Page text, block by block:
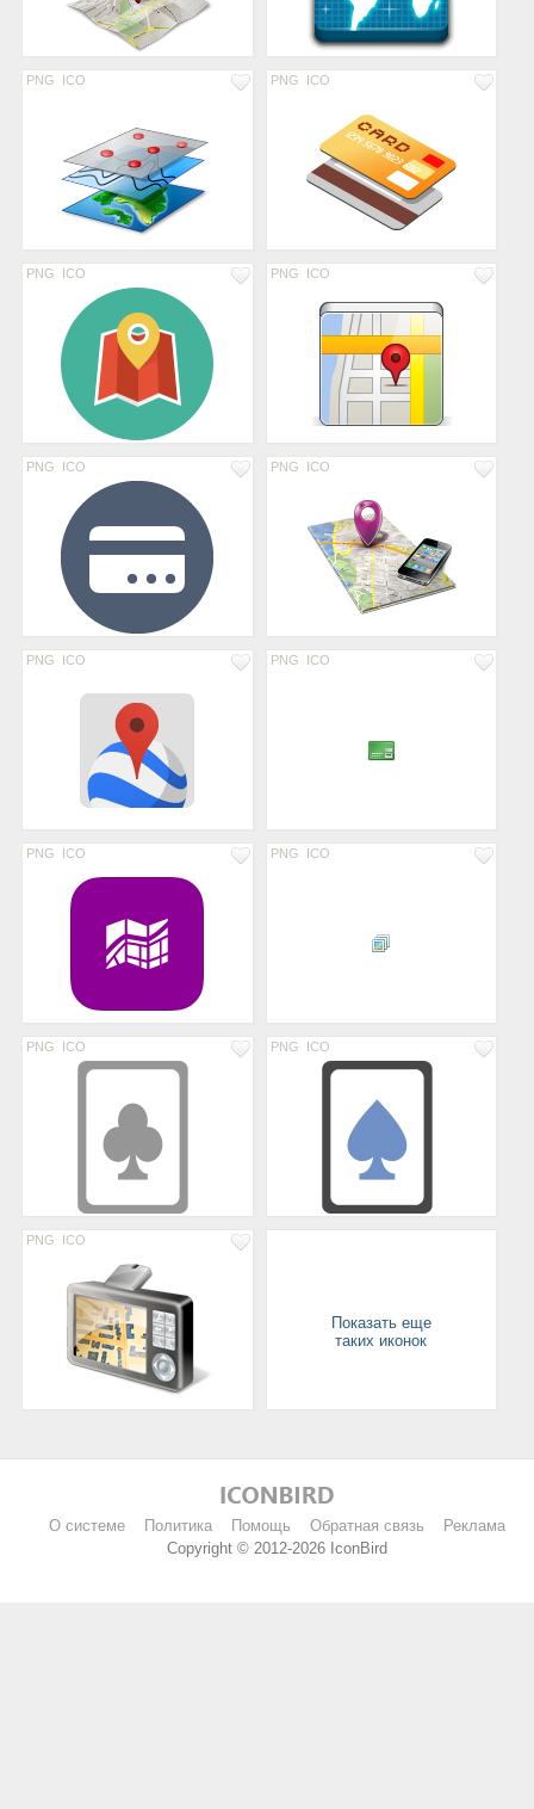
PNG ICO PNG ICO
PNG ICO PNG ICO
PNG ICO PNG ICO
PNG ICO PNG ICO
PNG ICO PNG ICO
PNG ICO PNG ICO
PNG ICO
Показать еще
таких иконок
О системе Политика Помощь Обратная связь
Реклама
Copyright © 2012-2026 IconBird